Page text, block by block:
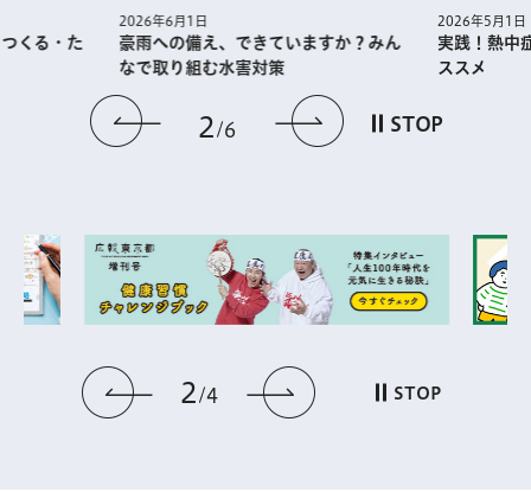
前のスライドを表示
2 6 次のスライドを
STOP
くる・た
2026年6月1日
豪雨への備え、できていますか？みん
なで取り組む水害対策
2026年5月1日
実践！熱中
ススメ
前のスライドを表示
2 4 次のスライドを表
STOP